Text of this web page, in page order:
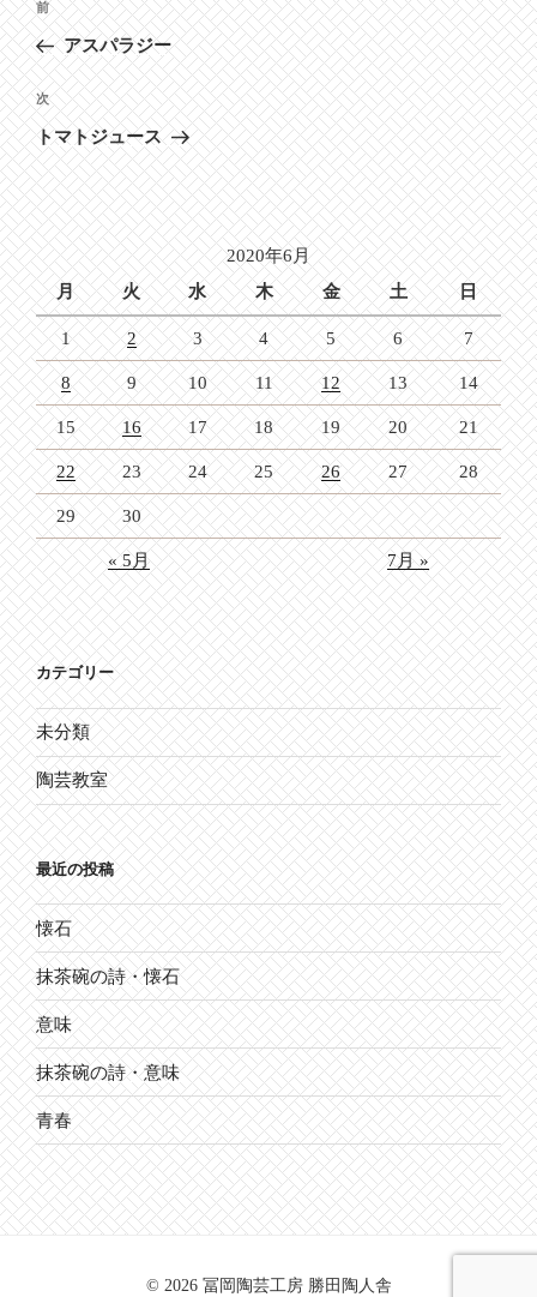
稿
ナ
ビ
ゲ
ー
シ
ョ
ン
前
の
投
稿
前
アスパラジー
次
の
投
稿
次
トマトジュース
2020年6月
月
火 水 木 金 土 日
1 2 3 4 5 6 7
8 9 10 11 12 13 14
15 16 17 18 19 20 21
22 23 24 25 26 27 28
29 30
« 5月 7月 »
カテゴリー
未分類
陶芸教室
最近の投稿
懐石
抹茶碗の詩・懐石
意味
抹茶碗の詩・意味
青春
© 2026 冨岡陶芸工房 勝田陶人舎